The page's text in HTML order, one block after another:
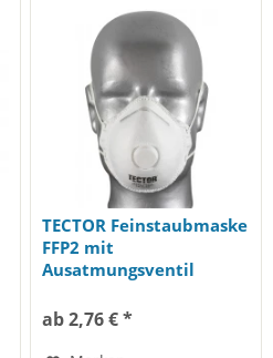
TECTOR Feinstaubmaske
FFP2 mit
Ausatmungsventil
ab 2,76 € *